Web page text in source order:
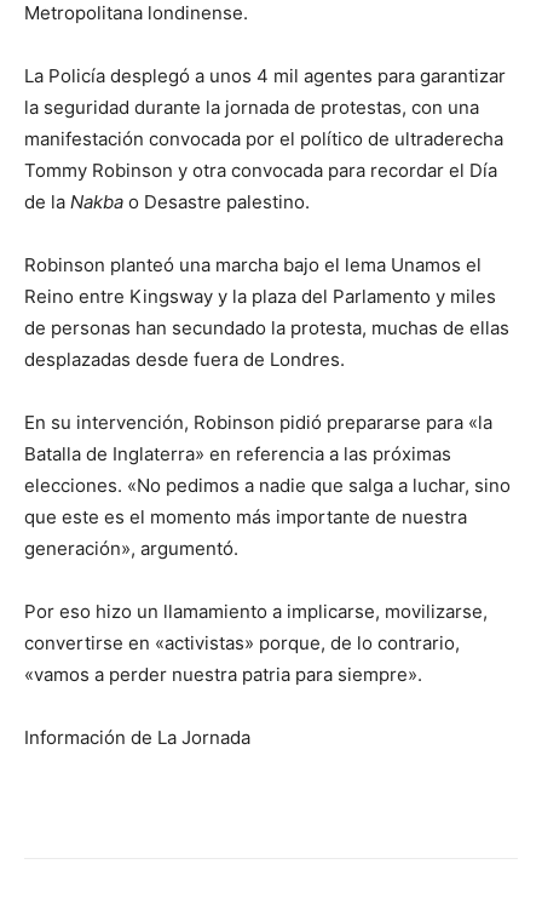
Metropolitana londinense.
La Policía desplegó a unos 4 mil agentes para garantizar
la seguridad durante la jornada de protestas, con una
manifestación convocada por el político de ultraderecha
Tommy Robinson y otra convocada para recordar el Día
de la Nakba o Desastre palestino.
Robinson planteó una marcha bajo el lema Unamos el
Reino entre Kingsway y la plaza del Parlamento y miles
de personas han secundado la protesta, muchas de ellas
desplazadas desde fuera de Londres.
En su intervención, Robinson pidió prepararse para «la
Batalla de Inglaterra» en referencia a las próximas
elecciones. «No pedimos a nadie que salga a luchar, sino
que este es el momento más importante de nuestra
generación», argumentó.
Por eso hizo un llamamiento a implicarse, movilizarse,
convertirse en «activistas» porque, de lo contrario,
«vamos a perder nuestra patria para siempre».
Información de La Jornada